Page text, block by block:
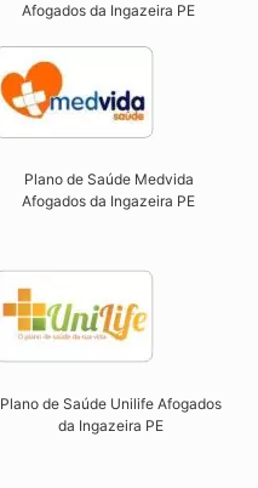
Afogados da Ingazeira PE​
Plano de Saúde Medvida
Afogados da Ingazeira PE
Plano de Saúde Unilife Afogados
da Ingazeira PE​